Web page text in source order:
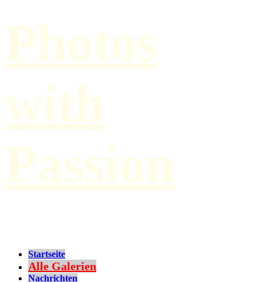
Photos
with
Passion
Startseite
Alle Galerien
Nachrichten